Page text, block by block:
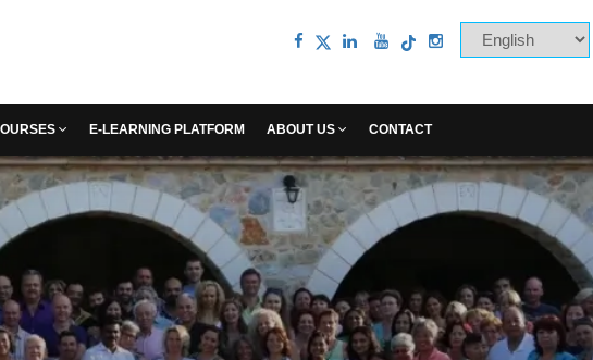
E-LEARNING PLATFORM ABOUT US CONTACT